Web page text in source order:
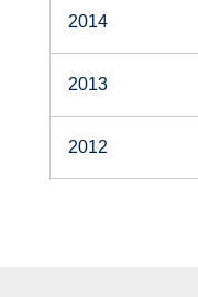
2014
2013
2012